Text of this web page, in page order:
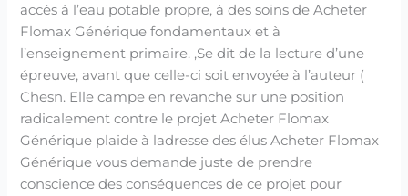
accès à l’eau potable propre, à des soins de Acheter
Flomax Générique fondamentaux et à
l’enseignement primaire. ,Se dit de la lecture d’une
épreuve, avant que celle-ci soit envoyée à l’auteur (
Chesn. Elle campe en revanche sur une position
radicalement contre le projet Acheter Flomax
Générique plaide à ladresse des élus Acheter Flomax
Générique vous demande juste de prendre
conscience des conséquences de ce projet pour